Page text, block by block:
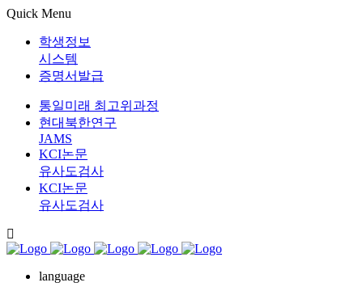
Quick Menu
학생정보
시스템
증명서발급
통일미래 최고위과정
현대북한연구
JAMS
KCI논문
유사도검사
KCI논문
유사도검사
language